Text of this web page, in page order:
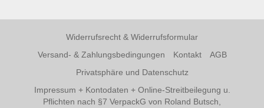
Widerrufsrecht & Widerrufsformular
Versand- & Zahlungsbedingungen
Kontakt
AGB
Privatsphäre und Datenschutz
Impressum + Kontodaten + Online-Streitbeilegung u.
Pflichten nach §7 VerpackG von Roland Butsch,